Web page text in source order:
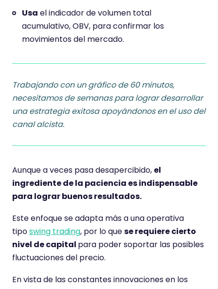
Usa el indicador de volumen total
acumulativo, OBV, para confirmar los
movimientos del mercado.
Trabajando con un gráfico de 60 minutos,
necesitamos de semanas para lograr desarrollar
una estrategia exitosa apoyándonos en el uso del
canal alcista.
Aunque a veces pasa desapercibido, el
ingrediente de la paciencia es indispensable
para lograr buenos resultados.
Este enfoque se adapta más a una operativa
tiposwing trading, por lo quese requiere cierto
nivel de capital para poder soportar las posibles
fluctuaciones del precio.
En vista de las constantes innovaciones en los